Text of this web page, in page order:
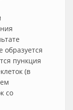
образуется
пункция
(в
со